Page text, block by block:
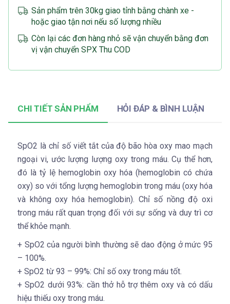
Sản phẩm trên 30kg giao tỉnh bằng chành xe -
hoặc giao tận nơi nếu số lượng nhiều
Còn lại các đơn hàng nhỏ sẽ vận chuyển bằng đơn
vị vận chuyển SPX Thu COD
CHI TIẾT SẢN PHẨM HỎI ĐÁP & BÌNH LUẬN
SpO2 là chỉ số viết tắt của độ bão hòa oxy mao mạch
ngoại vi, ước lượng lượng oxy trong máu. Cụ thể hơn,
đó là tỷ lệ hemoglobin oxy hóa (hemoglobin có chứa
oxy) so với tổng lượng hemoglobin trong máu (oxy hóa
và không oxy hóa hemoglobin). Chỉ số nồng độ oxi
trong máu rất quan trọng đối với sự sống và duy trì cơ
thể khỏe mạnh.
+ SpO2 của người bình thường sẽ dao động ở mức 95
– 100%.
+ SpO2 từ 93 – 99%: Chỉ số oxy trong máu tốt.
+ SpO2 dưới 93%: cần thở hỗ trợ thêm oxy và có dấu
hiệu thiếu oxy trong máu.